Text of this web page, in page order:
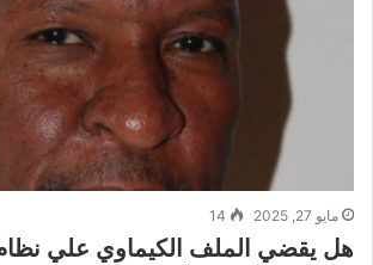
مايو 27, 2025 14
هل يقضي الملف الكيماوي علي